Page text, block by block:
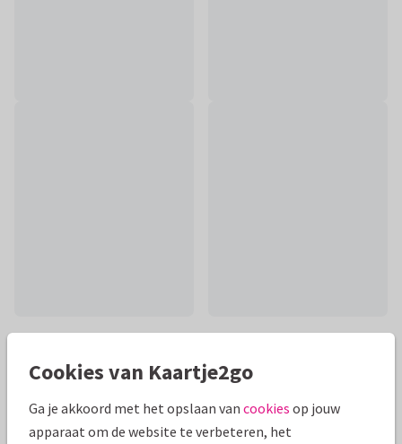
Mooie extra's bij je kaart
Cookies van Kaartje2go
Ga je akkoord met het opslaan van cookies op jouw
apparaat om de website te verbeteren, het